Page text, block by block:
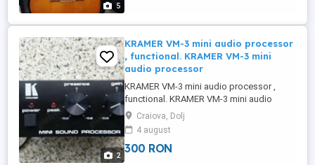
5
2
KRAMER VM-3 mini audio processor
, functional. KRAMER VM-3 mini
audio processor
KRAMER VM-3 mini audio processor ,
functional. KRAMER VM-3 mini audio
processor , functional.
Craiova, Dolj
4 august
300 RON